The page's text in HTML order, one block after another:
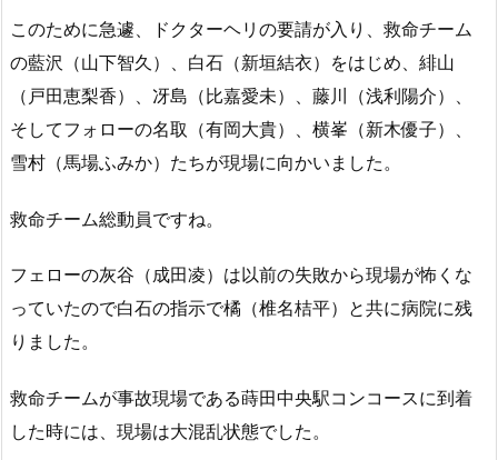
このために急遽、ドクターヘリの要請が入り、救命チーム
の藍沢（山下智久）、白石（新垣結衣）をはじめ、緋山
（戸田恵梨香）、冴島（比嘉愛未）、藤川（浅利陽介）、
そしてフォローの名取（有岡大貴）、横峯（新木優子）、
雪村（馬場ふみか）たちが現場に向かいました。
救命チーム総動員ですね。
フェローの灰谷（成田凌）は以前の失敗から現場が怖くな
っていたので白石の指示で橘（椎名桔平）と共に病院に残
りました。
救命チームが事故現場である蒔田中央駅コンコースに到着
した時には、現場は大混乱状態でした。